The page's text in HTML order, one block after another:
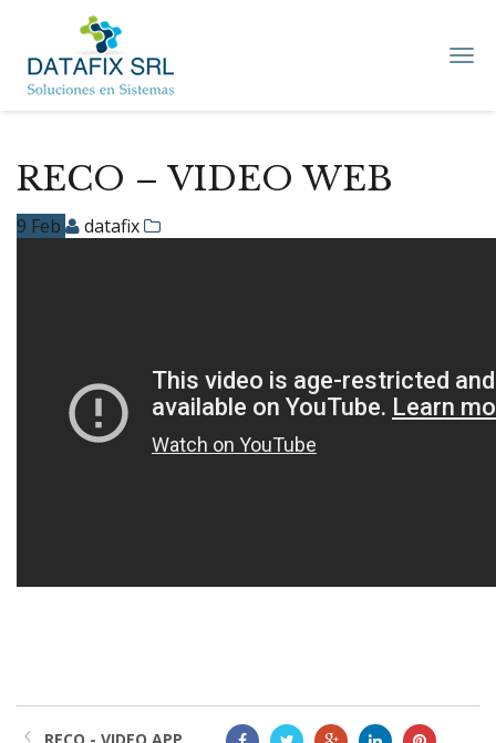
RECO – VIDEO WEB
9 Feb datafix